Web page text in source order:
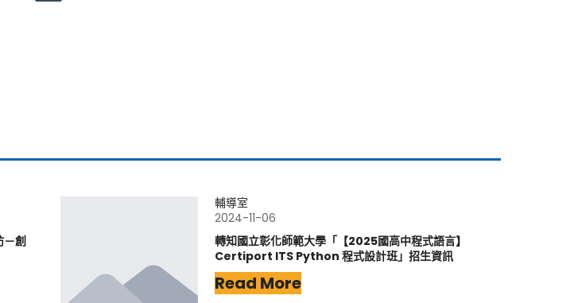
創
輔導室
2024-11-06
轉知國立彰化師範大學「【2025國高中程式語言】
Certiport ITS Python 程式設計班」招生資訊
Read More